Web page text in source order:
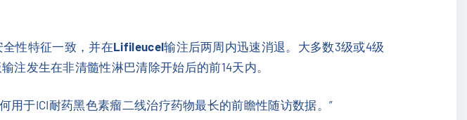
性特征一致，并在Lifileucel输注后两周内迅速消退。大多数3级或4级
注发生在非清髓性淋巴清除开始后的前14天内。
用于ICI耐药黑色素瘤二线治疗药物最长的前瞻性随访数据。”